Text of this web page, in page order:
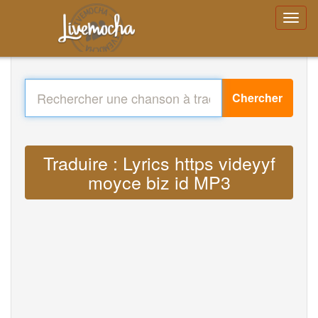
Chercher
Traduire : Lyrics https videyyf
moyce biz id MP3